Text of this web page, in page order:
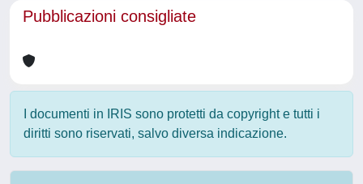
Pubblicazioni consigliate
I documenti in IRIS sono protetti da copyright e tutti i
diritti sono riservati, salvo diversa indicazione.